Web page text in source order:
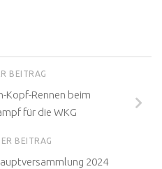
BEITRAG
Kopf-Rennen beim
für die WKG
BEITRAG
2024